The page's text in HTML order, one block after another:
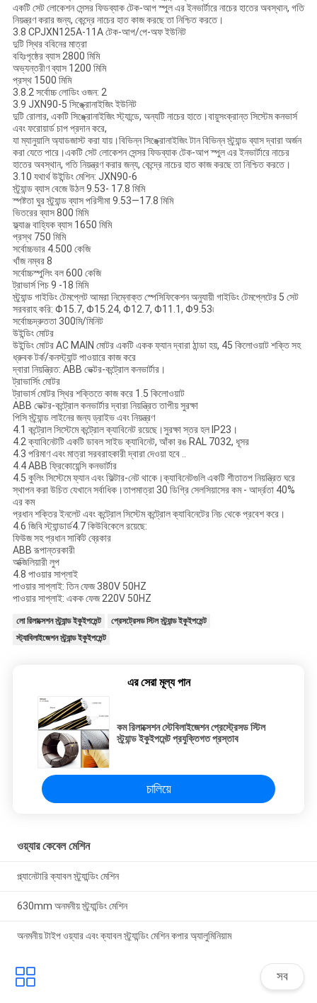
একটি সেট লোকেশন সেন্সর ফিডব্যাক টেক-আপ স্পুল এর ইনভার্টারে নাচের হাতের অবস্থান, গতি
নিয়ন্ত্রণ করার জন্য, কেন্দ্রে নাচের হাত কাজ করছে তা নিশ্চিত করতে।
3.8 CPJXN125A-11A টেক-আপ/পে-অফ ইউনিট
দুটি স্থির ববিনের মাত্রা
বহিঃপৃষ্ঠের ব্যাস2800 মিমি
অভ্যন্তরীণ ব্যাস 1200 মিমি
প্রস্থ 1500 মিমি
3.8.2 সর্বোচ্চ লোডিং ওজন: 2
3.9 JXN90-5 সিঙ্ক্রোনাইজিং ইউনিট
দুটি রোলার, একটি সিঙ্ক্রোনাইজিং স্ট্যান্ডে, অন্যটি নাচের হাতে।বায়ুসংক্রান্ত সিস্টেম কনভার্স
এবং ফরোয়ার্ড চাপ প্রদান করে,
যা ম্যানুয়ালি অ্যাডজাস্ট করা যায়।বিভিন্ন সিঙ্ক্রোনাইজিং টান বিভিন্ন স্ট্র্যান্ড ব্যাস দ্বারা অর্জন
করা যেতে পারে।একটি সেট লোকেশন সেন্সর ফিডব্যাক টেক-আপ স্পুল এর ইনভার্টারে নাচের
হাতের অবস্থান, গতি নিয়ন্ত্রণ করার জন্য, কেন্দ্রে নাচের হাত কাজ করছে তা নিশ্চিত করতে।
3.10 যথার্থ উইন্ডিং মেশিন: JXN90-6
স্ট্র্যান্ড ব্যাস বেজে উঠল9.53- 17.8 মিমি
স্পষ্টতা ঘুর স্ট্র্যান্ড ব্যাস পরিসীমা9.53—17.8 মিমি
ভিতরের ব্যাস800 মিমি
ফ্ল্যাঞ্জ বাহ্যিক ব্যাস 1650 মিমি
প্রস্থ 750 মিমি
সর্বোচ্চভার 4.500 কেজি
খাঁজ নম্বর8
সর্বোচ্চস্পুলিং বল600 কেজি
ট্রাভার্স পিচ9 -18 মিমি
স্ট্র্যান্ড গাইডিং টেমপ্লেটআমরা নিম্নোক্ত স্পেসিফিকেশন অনুযায়ী গাইডিং টেমপ্লেটের 5 সেট
সরবরাহ করি: Φ15.7, Φ15.24, Φ12.7, Φ11.1, Φ9.53৷
সর্বোচ্চদ্রুততা 300মি/মিনিট
উইন্ডিং মোটর
উইন্ডিং মোটর AC MAIN মোটর একটি একক ফ্যান দ্বারা ঠান্ডা হয়, 45 কিলোওয়াট শক্তি সহ
ধ্রুবক টর্ক/কনস্ট্যান্ট পাওয়ারে কাজ করে
দ্বারা নিয়ন্ত্রিত: ABB ভেক্টর-কন্ট্রোল কনভার্টার।
ট্রাভার্সিং মোটর
ট্রাভার্স মোটর স্থির শক্তিতে কাজ করে 1.5 কিলোওয়াট
ABB ভেক্টর-কন্ট্রোল কনভার্টার দ্বারা নিয়ন্ত্রিত তাপীয় সুরক্ষা
পিসি স্ট্র্যান্ড লাইনের জন্য ড্রাইভ এবং নিয়ন্ত্রণ
4.1 কন্ট্রোল সিস্টেমে কন্ট্রোল ক্যাবিনেট রয়েছে।সুরক্ষা স্তর হল IP23।
4.2 ক্যাবিনেটটি একটি ডাবল সাইড ক্যাবিনেট, আঁকা রঙ RAL 7032, ধূসর
4.3 পরিমাণ এবং মাত্রা সরবরাহকারী দ্বারা দেওয়া হবে ..
4.4 ABB ফ্রিকোয়েন্সি কনভার্টার
4.5 কুলিং সিস্টেমে ফ্যান এবং ফিল্টার-নেট থাকে।ক্যাবিনেটগুলি একটি শীতাতপ নিয়ন্ত্রিত ঘরে
স্থাপন করা উচিত যেখানে সর্বাধিক।তাপমাত্রা 30 ডিগ্রি সেলসিয়াসের কম - আর্দ্রতা 40%
এর কম
প্রধান শক্তির ইনলেট এবং কন্ট্রোল সিস্টেম কন্ট্রোল ক্যাবিনেটের নিচ থেকে প্রবেশ করে।
4.6 জিবি স্ট্যান্ডার্ড4.7 কিউবিকেলে রয়েছে:
ফিউজ সহ প্রধান সার্কিট ব্রেকার
ABB রূপান্তরকারী
অক্জিলিয়ারী লুপ
4.8 পাওয়ার সাপ্লাই
পাওয়ার সাপ্লাই: তিন ফেজ 380V 50HZ
পাওয়ার সাপ্লাই: একক ফেজ220V 50HZ
লো রিলাক্সেশন স্ট্র্যান্ড ইকুইপমেন্ট
প্রেসট্রেসড স্টিল স্ট্র্যান্ড ইকুইপমেন্ট
স্ট্যাবিলাইজেশন স্ট্র্যান্ড ইকুইপমেন্ট
এর সেরা মূল্য পান
কম রিলাক্সেশন স্টেবিলাইজেশন প্রেস্ট্রেসড স্টিল
স্ট্র্যান্ড ইকুইপমেন্ট প্রযুক্তিগত প্রস্তাব
চালিয়ে
ওয়্যার কেবেল মেশিন
প্ল্যানেটারি ক্যাবল স্ট্র্যান্ডিং মেশিন
630mm অনমনীয় স্ট্র্যান্ডিং মেশিন
অনমনীয় টাইপ ওয়্যার এবং ক্যাবল স্ট্র্যান্ডিং মেশিন কপার অ্যালুমিনিয়াম
সব